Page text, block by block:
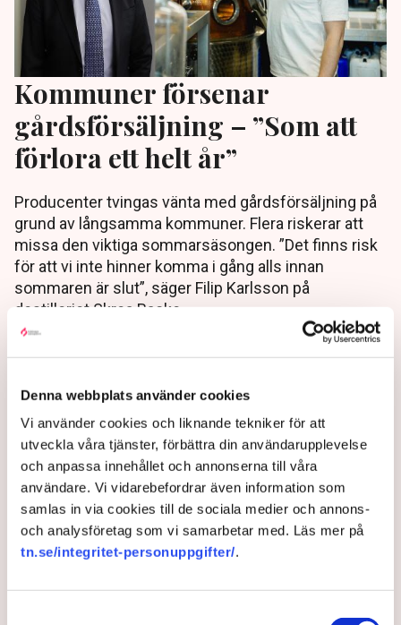
Denna webbplats använder cookies
Vi använder cookies och liknande tekniker för att
utveckla våra tjänster, förbättra din användarupplevelse
och anpassa innehållet och annonserna till våra
användare. Vi vidarebefordrar även information som
samlas in via cookies till de sociala medier och annons-
och analysföretag som vi samarbetar med. Läs mer på
tn.se/integritet-personuppgifter/.
Kommuner försenar
gårdsförsäljning – ”Som att
förlora ett helt år”
Producenter tvingas vänta med gårdsförsäljning på
grund av långsamma kommuner. Flera riskerar att
missa den viktiga sommarsäsongen. ”Det finns risk
för att vi inte hinner komma i gång alls innan
sommaren är slut”, säger Filip Karlsson på
destilleriet Skrea Backe.
Kommunen där eleverna